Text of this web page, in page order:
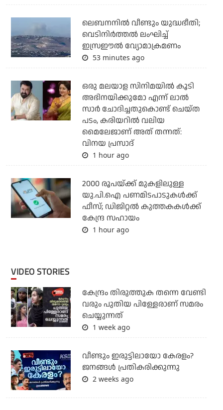
ലെബനനില്‍ വീണ്ടും യുദ്ധഭീതി;
വെടിനിര്‍ത്തല്‍ ലംഘിച്ച്
ഇസ്രഈല്‍ വ്യോമാക്രമണം
53 minutes ago
ഒരു മലയാള സിനിമയില്‍ കൂടി
അഭിനയിക്കുമോ എന്ന് ലാല്‍
സാര്‍ ചോദിച്ചതുകൊണ്ട് ചെയ്ത
പടം, കരിയറില്‍ വലിയ
മൈലേജാണ് അത് തന്നത്:
വിനയ പ്രസാദ്
1 hour ago
2000 രൂപയ്ക്ക് മുകളിലുള്ള
യു.പി.ഐ പണമിടപാടുകള്‍ക്ക്
ഫീസ്; ഡിജിറ്റല്‍ കുത്തകകള്‍ക്ക്
കേന്ദ്ര സഹായം
1 hour ago
VIDEO STORIES
കേന്ദ്രം തിരുത്തുക തന്നെ വേണ്ടി
വരും പുതിയ പിള്ളേരാണ് സമരം
ചെയ്യുന്നത്
1 week ago
വീണ്ടും ഇരുട്ടിലായോ കേരളം?
ജനങ്ങൾ പ്രതികരിക്കുന്നു
2 weeks ago